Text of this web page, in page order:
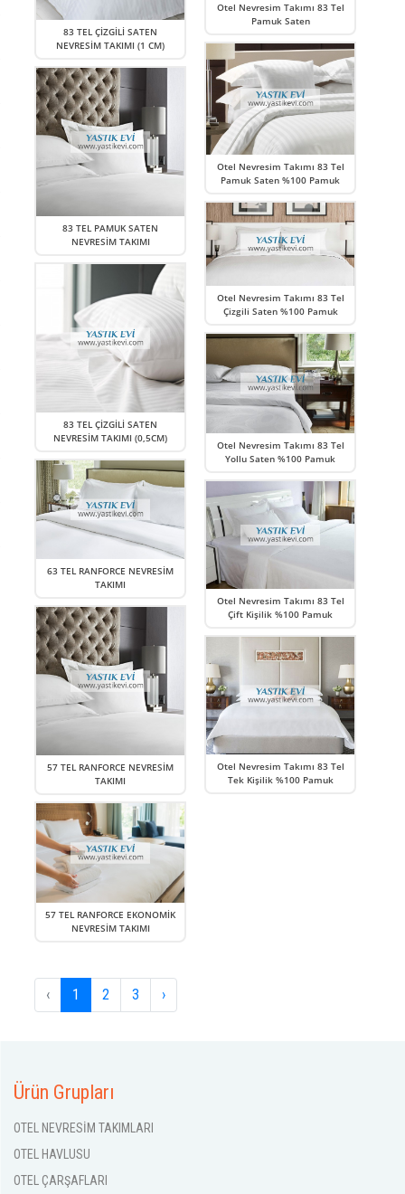
83 TEL ÇİZGİLİ SATEN
NEVRESİM TAKIMI (1 CM)
83 TEL PAMUK SATEN
NEVRESİM TAKIMI
83 TEL ÇİZGİLİ SATEN
NEVRESİM TAKIMI (0,5CM)
63 TEL RANFORCE NEVRESİM
TAKIMI
57 TEL RANFORCE NEVRESİM
TAKIMI
57 TEL RANFORCE EKONOMİK
NEVRESİM TAKIMI
Otel Nevresim Takımı 83 Tel
Pamuk Saten
Otel Nevresim Takımı 83 Tel
Pamuk Saten %100 Pamuk
Otel Nevresim Takımı 83 Tel
Çizgili Saten %100 Pamuk
Otel Nevresim Takımı 83 Tel
Yollu Saten %100 Pamuk
Otel Nevresim Takımı 83 Tel
Çift Kişilik %100 Pamuk
Otel Nevresim Takımı 83 Tel
Tek Kişilik %100 Pamuk
‹ 1 2 3 ›
Ürün Grupları
OTEL NEVRESİM TAKIMLARI
OTEL HAVLUSU
OTEL ÇARŞAFLARI